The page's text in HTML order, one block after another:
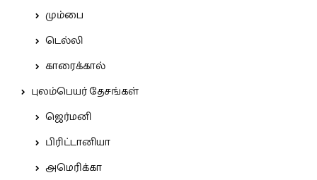
மும்பை
டெல்லி
காரைக்கால்
புலம்பெயர் தேசங்கள்
ஜெர்மனி
பிரிட்டானியா
அமெரிக்கா